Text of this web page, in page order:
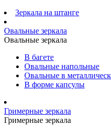
Зеркала на штанге
Овальные зеркала
Овальные зеркала
В багете
Овальные напольные
Овальные в
В форме капсулы
Гримерные зеркала
Гримерные зеркала